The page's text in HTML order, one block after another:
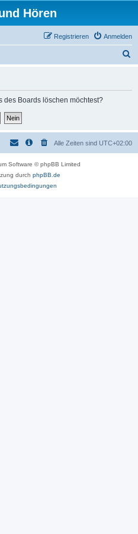
Hören
Anmelden
Registrieren
des Boards löschen möchtest?
Alle Zeiten sind UTC+02:00
Software © phpBB Limited
durch phpBB.de